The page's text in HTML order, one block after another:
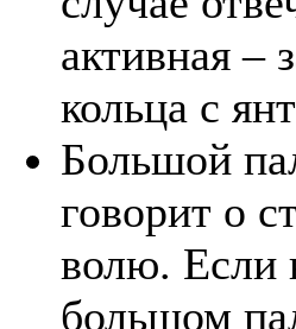
активная –
кольца с
Большой
говорит о
волю. Если
большом